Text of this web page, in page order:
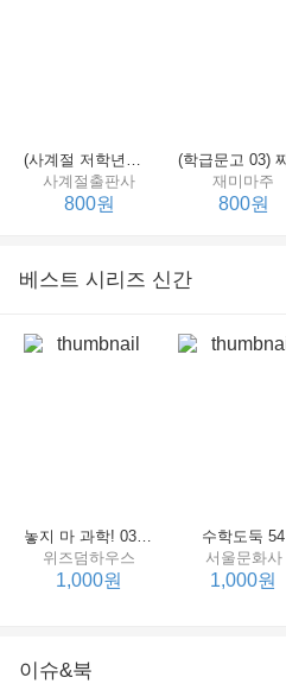
(사계절 저학년문고 21) 선생님은 모르는 게 너무 많아
사계절출판사
800원
재미마주
800원
베스트 시리즈 신간
놓지 마 과학! 03 : 정신이 공룡에 정신 놓다
위즈덤하우스
1,000원
수학도둑 54
서울문화사
1,000원
이슈&북